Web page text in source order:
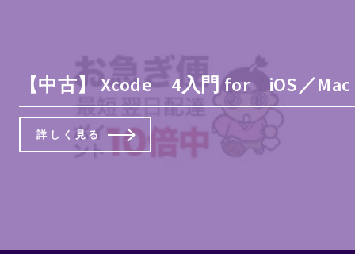
【中古】 Xcode 4入門 for iOS／
詳しく見る